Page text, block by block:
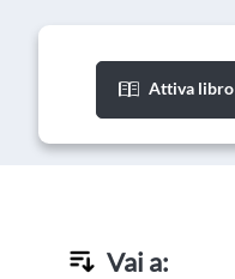
Attiva libro
Vai a: